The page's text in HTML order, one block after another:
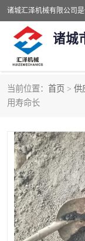
诸城
当前位置： 首页 > 供
用寿命长
发酵设备
鸡粪发酵机
纳米膜好氧发
膜式堆肥机
膜式发酵仓